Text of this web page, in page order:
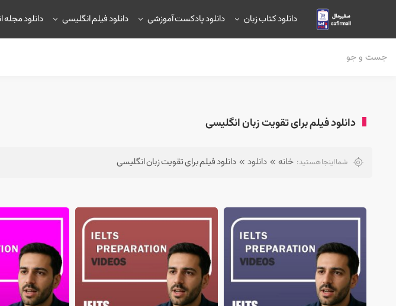
دانلود کتاب زبان دانلود پادکست آموزشی دانلود فیلم انگلیسی دانلود مجله
دانلود فیلم برای تقویت زبان انگلیسی
شما اینجا هستید: خانه دانلود دانلود فیلم برای تقویت زبان انگلیسی